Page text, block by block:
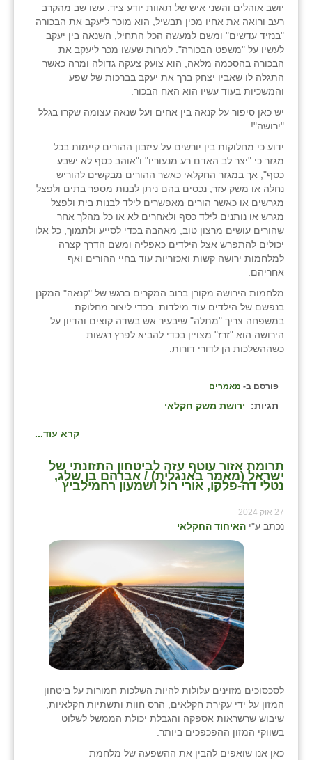
יושב אוהלים והשני איש של תאוות יודע ציד. עשו שב מהקרב
רעב ורואה את אחיו מכין תבשיל, הוא מוכר ליעקב את הבכורה
"בנזיד עדשים" ומשם למעשה הכל התחיל, השנאה בין יעקב
לעשיו על "משפט הבכורה". למרות שעשו מכר ליעקב את
הבכורה בהסכמה מלאה, הוא צועק צעקה גדולה ומרה כאשר
התגלה לו שאביו יצחק ברך את יעקב בברכות של שפע
והמשכיות בעוד עשיו הוא האח הבכור.
יש כאן סיפור על קנאה בין אחים ועל שנאה עצומה שקרו בגלל
"ירושה"!
ידוע כי מחלוקות בין יורשים על עיזבון ההורים קיימות בכל
מגזר כי "יצר לב האדם רע מנעוריו" ו"אוהב כסף לא ישבע
כסף", אך במגזר החקלאי כאשר ההורים מבקשים להוריש
נחלה או משק עזר, נכסים בהם ניתן לבנות מספר בתים ולפצל
מגרשים או כאשר הורים מאפשרים לילד לבנות בית ולפצל
מגרש או נותנים לילד כסף ולאחרים לא או כל מהלך אחר
שהורים עושים מרצון טוב, מאהבה בכדי לסייע ולתמוך, כל אלו
יכולים להתפרש אצל הילדים כאפליה ומשם הדרך קצרה
למלחמות ירושה קשות ואכזריות עוד בחיי ההורים ואף
אחריהם.
מלחמות הירושה מקורן ברוב המקרים ברגש של "קנאה" המקנן
בנפשם של הילדים עוד מילדות. בכדי ליצור מחלוקת
במשפחה צריך "מתלה" שיבעיר אש בשדה קוצים והדיון על
הירושה הוא "זרז" מצויין בכדי להביא לפרץ רגשות
כשההשלכות הן לדורי דורות.
פורסם ב- מאמרים
תגיות: ירושת משק חקלאי
קרא עוד...
תרומת אזור עוטף עזה לביטחון התזונתי של
ישראל (מאמר באנגלית) / אברהם בן שלג,
נטלי דה-פלקו, אורי רול ושמעון רחמילביץ
27 אוק 2024
נכתב ע"י האיחוד החקלאי
לסכסוכים מזוינים עלולות להיות השלכות חמורות על ביטחון
המזון על ידי עקירת חקלאים, הרס חוות ותשתיות חקלאיות,
שיבוש שרשראות אספקה ​​והגבלת יכולת הממשל לשלוט
בשווקי המזון ההפכפכים ביותר.
כאן אנו שואפים להבין את ההשפעה של מלחמת